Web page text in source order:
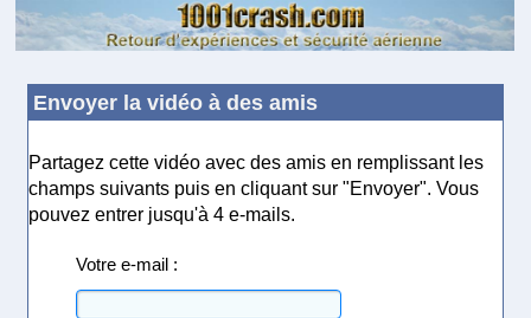
Envoyer la vidéo à des amis
Partagez cette vidéo avec des amis en remplissant les
champs suivants puis en cliquant sur "Envoyer". Vous
pouvez entrer jusqu'à 4 e-mails.
Votre e-mail :